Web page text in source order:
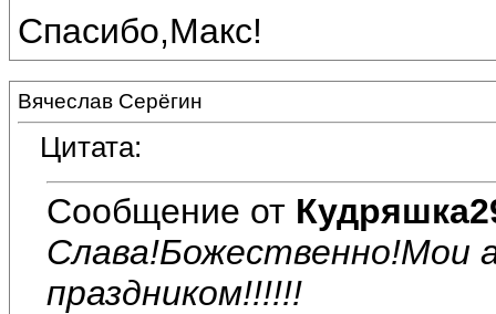
Спасибо,Макс!
Вячеслав Серёгин
Цитата:
Сообщение от
Cлава!Божественно!Мои
праздником!!!!!!